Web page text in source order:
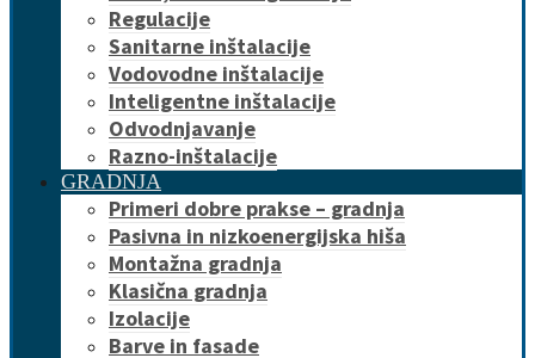
Regulacije
Sanitarne inštalacije
Vodovodne inštalacije
Inteligentne inštalacije
Odvodnjavanje
Razno-inštalacije
GRADNJA
Primeri dobre prakse – gradnja
Pasivna in nizkoenergijska hiša
Montažna gradnja
Klasična gradnja
Izolacije
Barve in fasade